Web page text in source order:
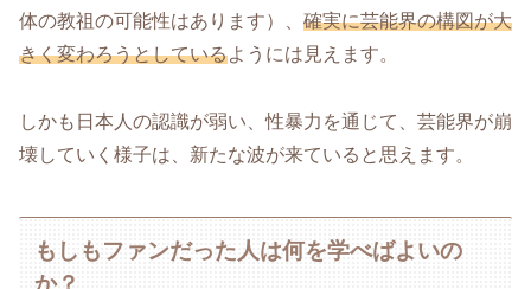
体の教祖の可能性はあります）、 確実に芸能界の構図が大
きく変わろうとしているようには見えます。
しかも日本人の認識が弱い、性暴力を通じて、芸能界が崩
壊していく様子は、新たな波が来ていると思えます。
もしもファンだった人は何を学べばよいの
か？